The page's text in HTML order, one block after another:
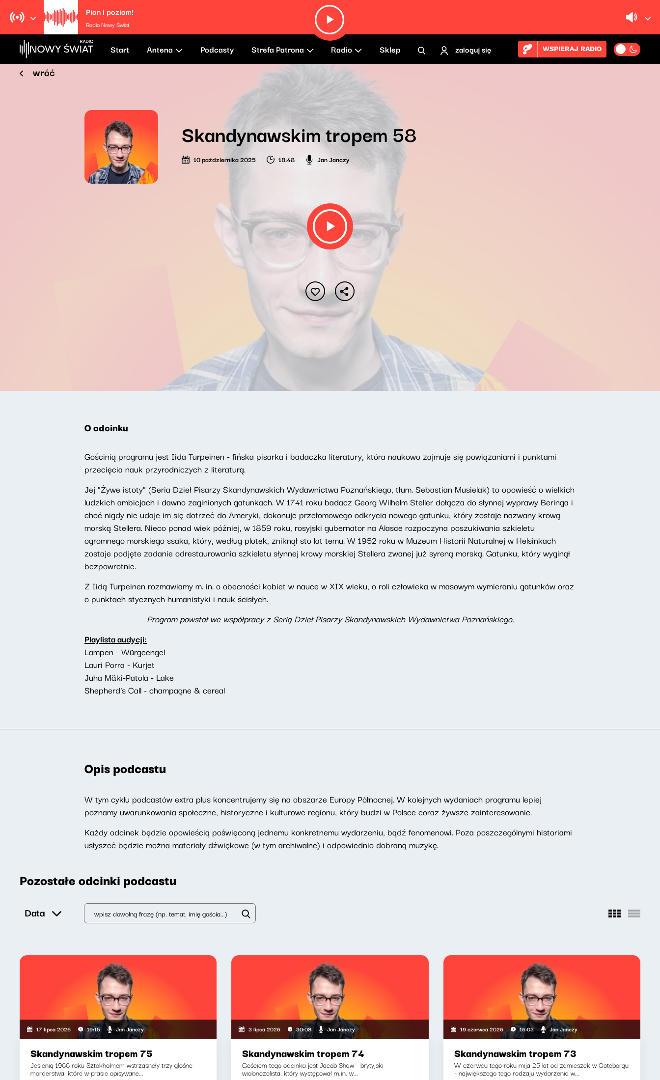
Pion i poziom!
Radio Nowy Świat
Start Antena Podcasty Strefa Patrona Radio Sklep zaloguj się WSPIERAJ RADIO
wróć
Skandynawskim tropem 58
10 października 2025 18:48 Jan Janczy
O odcinku
Gościnią programu jest Iida Turpeinen - fińska pisarka i badaczka literatury, która naukowo zajmuje się powiązaniami i punktami
przecięcia nauk przyrodniczych z literaturą.
Jej "Żywe istoty" (Seria Dzieł Pisarzy Skandynawskich Wydawnictwa Poznańskiego, tłum. Sebastian Musielak) to opowieść o wielkich
ludzkich ambicjach i dawno zaginionych gatunkach. W 1741 roku badacz Georg Wilhelm Steller dołącza do słynnej wyprawy Beringa i
choć nigdy nie udaje im się dotrzeć do Ameryki, dokonuje przełomowego odkrycia nowego gatunku, który zostaje nazwany krową
morską Stellera. Nieco ponad wiek później, w 1859 roku, rosyjski gubernator na Alasce rozpoczyna poszukiwania szkieletu
ogromnego morskiego ssaka, który, według plotek, zniknął sto lat temu. W 1952 roku w Muzeum Historii Naturalnej w Helsinkach
zostaje podjęte zadanie odrestaurowania szkieletu słynnej krowy morskiej Stellera zwanej już syreną morską. Gatunku, który wyginął
bezpowrotnie.
Z Iidą Turpeinen rozmawiamy m. in. o obecności kobiet w nauce w XIX wieku, o roli człowieka w masowym wymieraniu gatunków oraz
o punktach stycznych humanistyki i nauk ścisłych.
Program powstał we współpracy z Serią Dzieł Pisarzy Skandynawskich Wydawnictwa Poznańskiego.
Playlista audycji:
Lampen - Würgeengel
Lauri Porra - Kurjet
Juha Mäki-Patola - Lake
Shepherd's Call - champagne & cereal
Opis podcastu
W tym cyklu podcastów extra plus koncentrujemy się na obszarze Europy Północnej. W kolejnych wydaniach programu lepiej
poznamy uwarunkowania społeczne, historyczne i kulturowe regionu, który budzi w Polsce coraz żywsze zainteresowanie.
Każdy odcinek będzie opowieścią poświęconą jednemu konkretnemu wydarzeniu, bądź fenomenowi. Poza poszczególnymi historiami
usłyszeć będzie można materiały dźwiękowe (w tym archiwalne) i odpowiednio dobraną muzykę.
Pozostałe odcinki podcastu
Data
17 lipca 2026 19:15 Jan Janczy
Skandynawskim tropem 75
Jesienią 1966 roku Sztokholmem wstrząsnęły trzy głośne
morderstwa, które w prasie opisywane...
3 lipca 2026 30:08 Jan Janczy
Skandynawskim tropem 74
Gościem tego odcinka jest Jacob Shaw - brytyjski
wiolonczelista, który występował m.in. w...
19 czerwca 2026 16:03 Jan Janczy
Skandynawskim tropem 73
W czerwcu tego roku mija 25 lat od zamieszek w Göteborgu
- największego tego rodzaju wydarzenia w...